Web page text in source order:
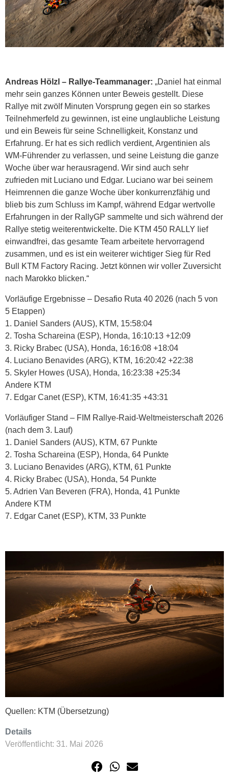
Andreas Hölzl – Rallye-Teammanager: „Daniel hat einmal
mehr sein ganzes Können unter Beweis gestellt. Diese
Rallye mit zwölf Minuten Vorsprung gegen ein so starkes
Teilnehmerfeld zu gewinnen, ist eine unglaubliche Leistung
und ein Beweis für seine Schnelligkeit, Konstanz und
Erfahrung. Er hat es sich redlich verdient, Argentinien als
WM-Führender zu verlassen, und seine Leistung die ganze
Woche über war herausragend. Wir sind auch sehr
zufrieden mit Luciano und Edgar. Luciano war bei seinem
Heimrennen die ganze Woche über konkurrenzfähig und
blieb bis zum Schluss im Kampf, während Edgar wertvolle
Erfahrungen in der RallyGP sammelte und sich während der
Rallye stetig weiterentwickelte. Die KTM 450 RALLY lief
einwandfrei, das gesamte Team arbeitete hervorragend
zusammen, und es ist ein weiterer wichtiger Sieg für Red
Bull KTM Factory Racing. Jetzt können wir voller Zuversicht
nach Marokko blicken.“
Vorläufige Ergebnisse – Desafio Ruta 40 2026 (nach 5 von
5 Etappen)
1. Daniel Sanders (AUS), KTM, 15:58:04
2. Tosha Schareina (ESP), Honda, 16:10:13 +12:09
3. Ricky Brabec (USA), Honda, 16:16:08 +18:04
4. Luciano Benavides (ARG), KTM, 16:20:42 +22:38
5. Skyler Howes (USA), Honda, 16:23:38 +25:34
Andere KTM
7. Edgar Canet (ESP), KTM, 16:41:35 +43:31
Vorläufiger Stand – FIM Rallye-Raid-Weltmeisterschaft 2026
(nach dem 3. Lauf)
1. Daniel Sanders (AUS), KTM, 67 Punkte
2. Tosha Schareina (ESP), Honda, 64 Punkte
3. Luciano Benavides (ARG), KTM, 61 Punkte
4. Ricky Brabec (USA), Honda, 54 Punkte
5. Adrien Van Beveren (FRA), Honda, 41 Punkte
Andere KTM
7. Edgar Canet (ESP), KTM, 33 Punkte
Quellen: KTM (Übersetzung)
Details
Veröffentlicht: 31. Mai 2026